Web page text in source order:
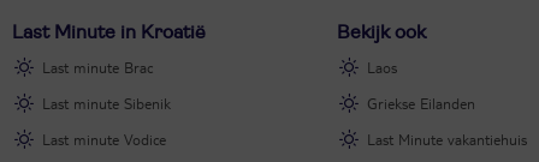
Last Minute in Kroatië
Last minute Brac
Last minute Sibenik
Last minute Vodice
Bekijk ook
Laos
Griekse Eilanden
Last Minute vakantiehuis